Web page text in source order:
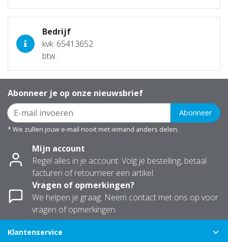
Bedrijf
kvk: 65413652
btw:
Abonneer je op onze nieuwsbrief
Abonneer
* We zullen jouw e-mail nooit met iemand anders delen.
Mijn account
Regel alles in je account. Volg je bestelling, betaal
facturen of retourneer een artikel.
Vragen of opmerkingen?
We helpen je graag. Neem contact met ons op voor
vragen of opmerkingen.
Klantenservice